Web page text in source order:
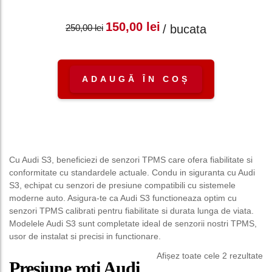
250,00lei
Prețul inițial a fost:
150,00 lei
Prețul curent
/ bucata
ADAUGĂ ÎN COȘ
Cu Audi S3, beneficiezi de senzori TPMS care ofera fiabilitate si
conformitate cu standardele actuale. Condu in siguranta cu Audi
S3, echipat cu senzori de presiune compatibili cu sistemele
moderne auto. Asigura-te ca Audi S3 functioneaza optim cu
senzori TPMS calibrati pentru fiabilitate si durata lunga de viata.
Modelele Audi S3 sunt completate ideal de senzorii nostri TPMS,
usor de instalat si precisi in functionare.
Afișez toate cele 2 rezultate
Presiune roti Audi